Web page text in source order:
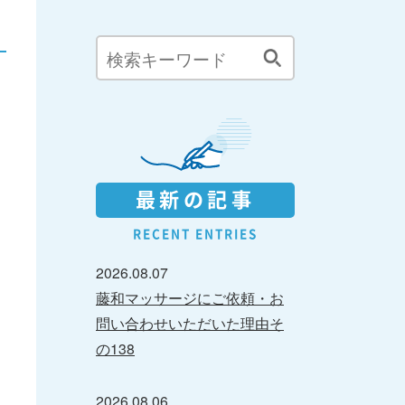
最新の記事
RECENT ENTRIES
2026.08.07
藤和マッサージにご依頼・お
問い合わせいただいた理由そ
の138
2026.08.06